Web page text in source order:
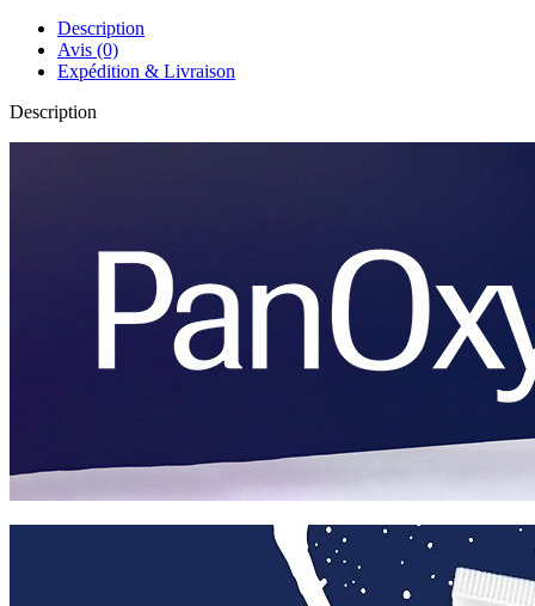
Description
Avis (0)
Expédition & Livraison
Description